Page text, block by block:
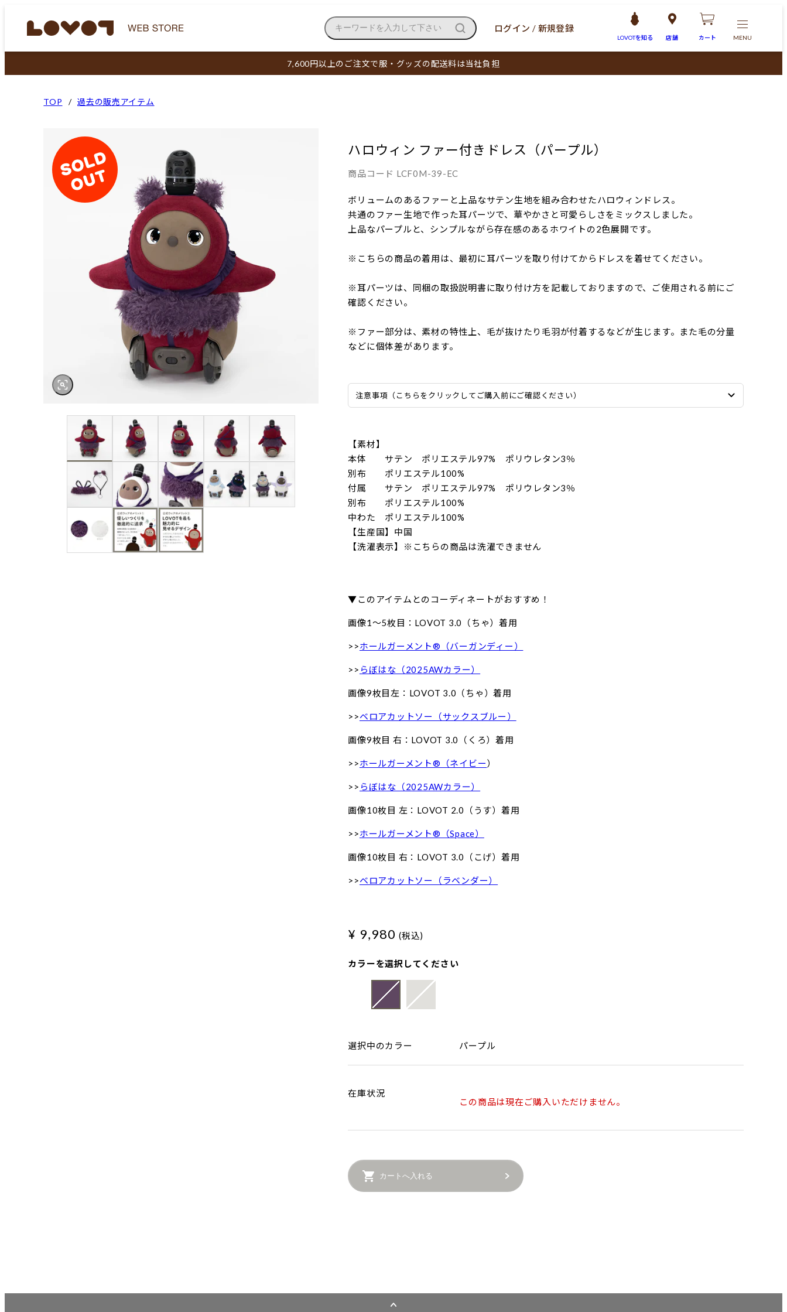
キーワードを入力して下さい ログイン / 新規登録
LOVOTを知る 店舗 カート MENU
7,600円以上のご注文で服・グッズの配送料は当社負担
TOP 過去の販売アイテム
ハロウィン ファー付きドレス（パープル）
商品コード LCF0M-39-EC
ボリュームのあるファーと上品なサテン生地を組み合わせたハロウィンドレス。
共通のファー生地で作った耳パーツで、華やかさと可愛らしさをミックスしました。
上品なパープルと、シンプルながら存在感のあるホワイトの2色展開です。
※こちらの商品の着用は、最初に耳パーツを取り付けてからドレスを着せてください。
※耳パーツは、同梱の取扱説明書に取り付け方を記載しておりますので、ご使用される前にご
確認ください。
※ファー部分は、素材の特性上、毛が抜けたり毛羽が付着するなどが生じます。また毛の分量
などに個体差があります。
注意事項（こちらをクリックしてご購入前にご確認ください）
【素材】
本体 サテン ポリエステル97% ポリウレタン3％
別布 ポリエステル100%
付属 サテン ポリエステル97% ポリウレタン3％
別布 ポリエステル100%
中わた ポリエステル100%
【生産国】中国
【洗濯表示】※こちらの商品は洗濯できません
▼このアイテムとのコーディネートがおすすめ！
画像1〜5枚目：LOVOT 3.0（ちゃ）着用
>>ホールガーメント®（バーガンディー）
>> らぼはな（2025AWカラー）
画像9枚目左：LOVOT 3.0（ちゃ）着用
>>ベロアカットソー（サックスブルー）
画像9枚目 右：LOVOT 3.0（くろ）着用
>>ホールガーメント®（ネイビー）
>> らぼはな（2025AWカラー）
画像10枚目 左：LOVOT 2.0（うす）着用
>>ホールガーメント®（Space）
画像10枚目 右：LOVOT 3.0（こげ）着用
>>ベロアカットソー（ラベンダー）
¥ 9,980 (税込)
カラーを選択してください
選択中のカラー パープル
在庫状況
この商品は現在ご購入いただけません。
カートへ入れる